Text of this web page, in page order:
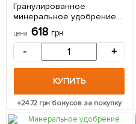
Гранулированное
минеральное удобрение
BIOGrand "Для гортензий"
(БИОГранд) ТМ "AGRO-X" 1кг
цена 618 грн
- +
КУПИТЬ
+24.72 грн бонусов за покупку